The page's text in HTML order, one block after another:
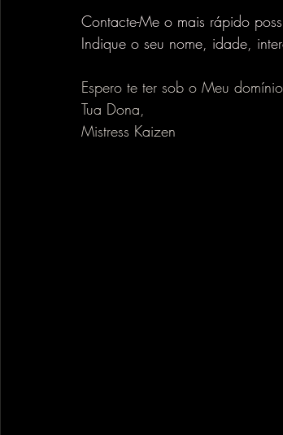
Contacte-Me o mais rápido
Indique o seu nome, idade,
Espero te ter sob o Meu
Tua Dona,
Mistress Kaizen